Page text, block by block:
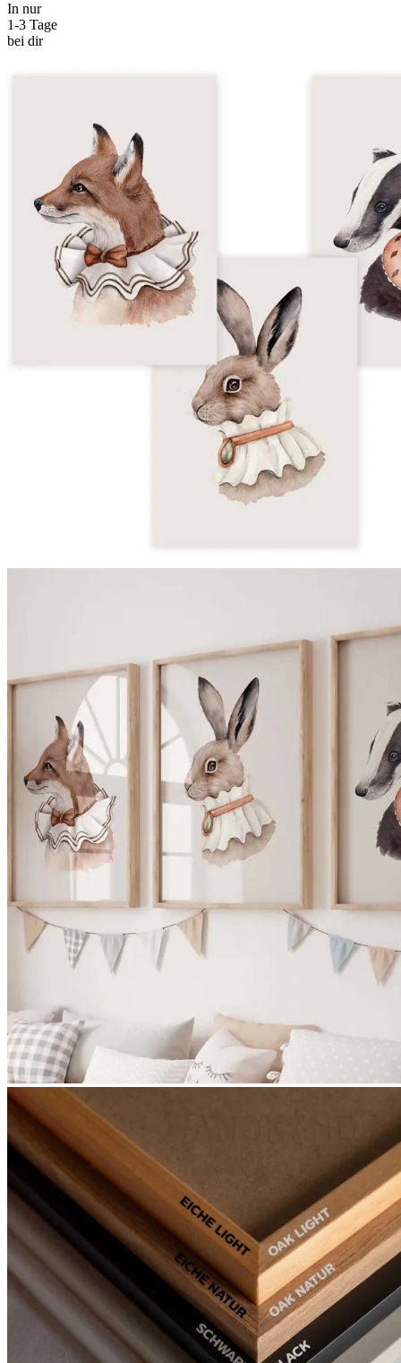
In nur
1-3 Tage
bei dir